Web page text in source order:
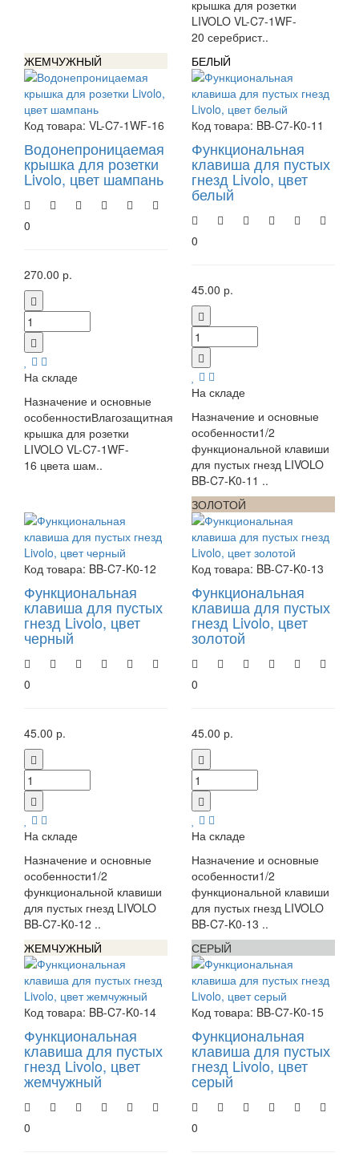
крышка для розетки
LIVOLO VL-C7-1WF-
20 серебрист..
ЖЕМЧУЖНЫЙ
Код товара: VL-C7-1WF-16
Водонепроницаемая
крышка для розетки
Livolo, цвет шампань
0
270.00 р.
На складе
Назначение и основные
особенностиВлагозащитная
крышка для розетки
LIVOLO VL-C7-1WF-
16 цвета шам..
БЕЛЫЙ
Код товара: BB-C7-K0-11
Функциональная
клавиша для пустых
гнезд Livolo, цвет
белый
0
45.00 р.
На складе
Назначение и основные
особенности1/2
функциональной клавиши
для пустых гнезд LIVOLO
BB-C7-K0-11 ..
Код товара: BB-C7-K0-12
Функциональная
клавиша для пустых
гнезд Livolo, цвет
черный
0
45.00 р.
На складе
Назначение и основные
особенности1/2
функциональной клавиши
для пустых гнезд LIVOLO
BB-C7-K0-12 ..
ЗОЛОТОЙ
Код товара: BB-C7-K0-13
Функциональная
клавиша для пустых
гнезд Livolo, цвет
золотой
0
45.00 р.
На складе
Назначение и основные
особенности1/2
функциональной клавиши
для пустых гнезд LIVOLO
BB-C7-K0-13 ..
ЖЕМЧУЖНЫЙ
Код товара: BB-C7-K0-14
Функциональная
клавиша для пустых
гнезд Livolo, цвет
жемчужный
0
СЕРЫЙ
Код товара: BB-C7-K0-15
Функциональная
клавиша для пустых
гнезд Livolo, цвет
серый
0